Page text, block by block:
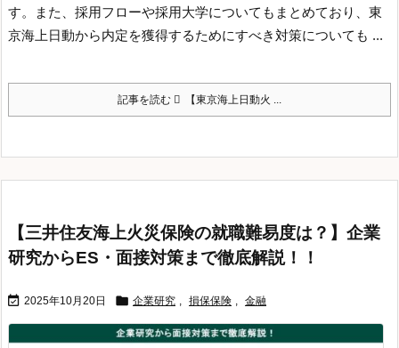
す。
また、採用フローや採用大学についてもまとめており、東
京海上日動から内定を獲得するためにすべき対策についても ...
記事を読む 【東京海上日動火 ...
【三井住友海上火災保険の就職難易度は？】企業
研究からES・面接対策まで徹底解説！！
 2025年10月20日  企業研究 , 損保保険 , 金融